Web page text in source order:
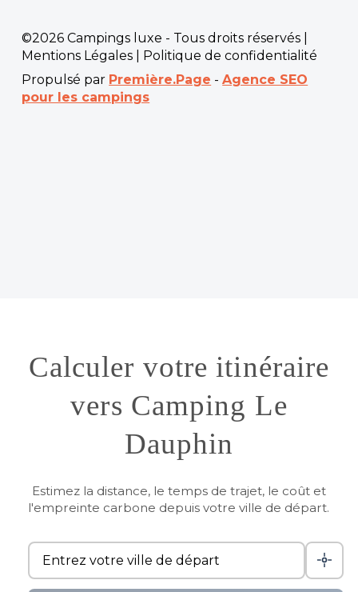
©2026 Campings luxe - Tous droits réservés |
Mentions Légales
Politique de confidentialité
Propulsé par Première.Page -Agence SEO
pour les campings
Calculer votre itinéraire
vers Camping Le
Dauphin
Estimez la distance, le temps de trajet, le coût et
l'empreinte carbone depuis votre ville de départ.